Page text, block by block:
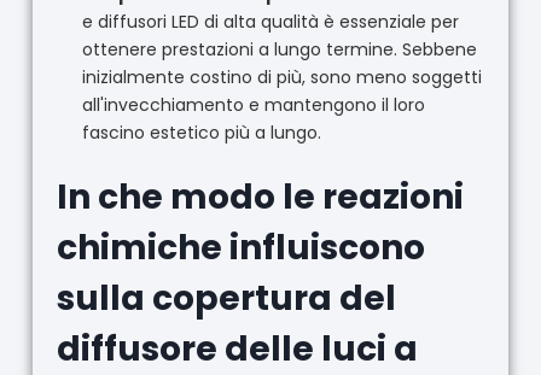
e diffusori LED di alta qualità è essenziale per
ottenere prestazioni a lungo termine. Sebbene
inizialmente costino di più, sono meno soggetti
all'invecchiamento e mantengono il loro
fascino estetico più a lungo.
In che modo le reazioni
chimiche influiscono
sulla copertura del
diffusore delle luci a